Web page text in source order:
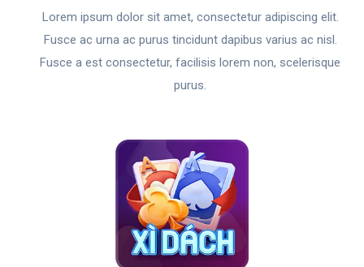
Lorem ipsum dolor sit amet, consectetur adipiscing elit.
Fusce ac urna ac purus tincidunt dapibus varius ac nisl.
Fusce a est consectetur, facilisis lorem non, scelerisque
purus.